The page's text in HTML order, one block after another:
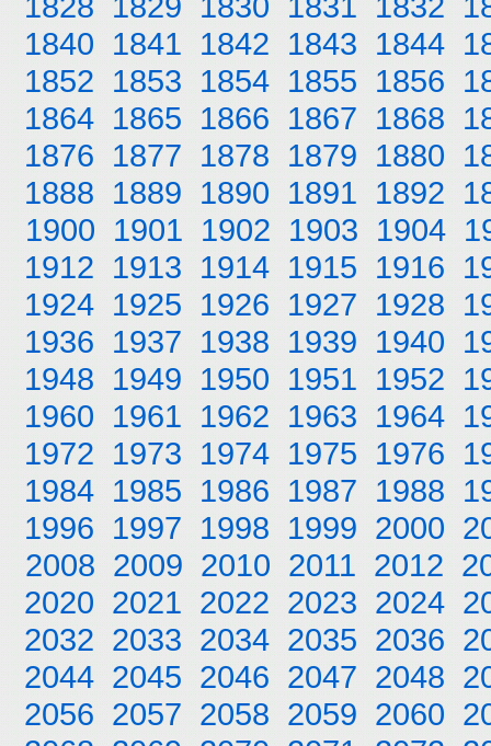
1840 1841 1842 1843 1844
1852 1853 1854 1855 1856
1864 1865 1866 1867 1868
1876 1877 1878 1879 1880
1888 1889 1890 1891 1892
1900 1901 1902 1903 1904
1912 1913 1914 1915 1916
1924 1925 1926 1927 1928
1936 1937 1938 1939 1940
1948 1949 1950 1951 1952
1960 1961 1962 1963 1964
1972 1973 1974 1975 1976
1984 1985 1986 1987 1988
1996 1997 1998 1999 2000
2008 2009 2010 2011 2012
2020 2021 2022 2023 2024
2032 2033 2034 2035 2036
2044 2045 2046 2047 2048
2056 2057 2058 2059 2060